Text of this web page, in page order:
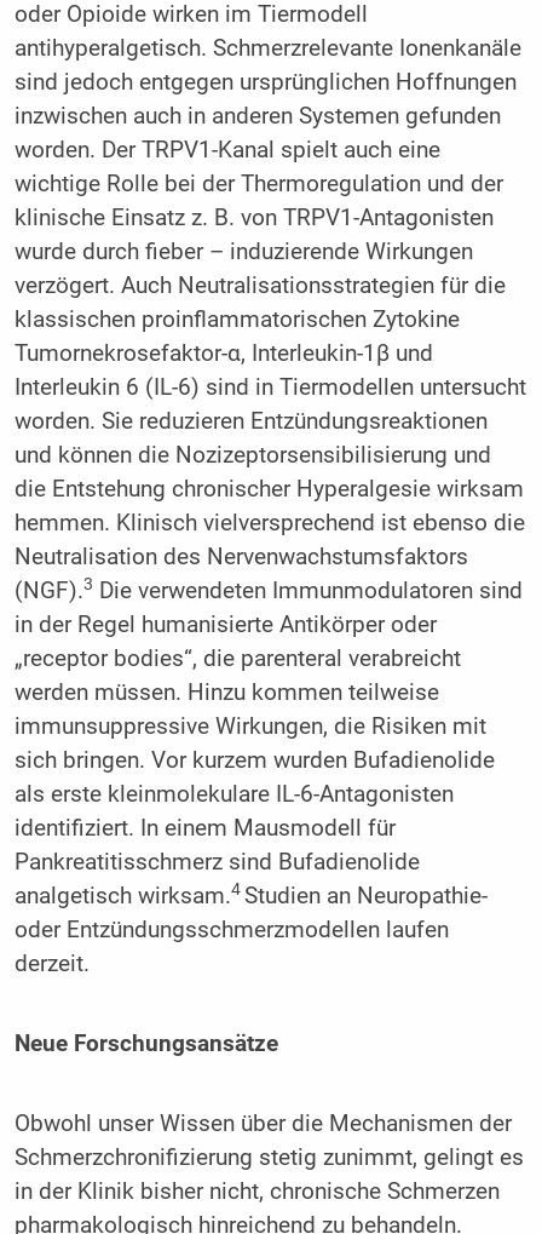
oder Opioide wirken im Tiermodell
antihyperalgetisch. Schmerzrelevante Ionenkanäle
sind jedoch entgegen ursprünglichen Hoffnungen
inzwischen auch in anderen Systemen gefunden
worden. Der TRPV1-Kanal spielt auch eine
wichtige Rolle bei der Thermoregulation und der
klinische Einsatz z. B. von TRPV1-Antagonisten
wurde durch fieber – induzierende Wirkungen
verzögert. Auch Neutralisationsstrategien für die
klassischen proinflammatorischen Zytokine
Tumornekrosefaktor-α, Interleukin-1β und
Interleukin 6 (IL-6) sind in Tiermodellen untersucht
worden. Sie reduzieren Entzündungsreaktionen
und können die Nozizeptorsensibilisierung und
die Entstehung chronischer Hyperalgesie wirksam
hemmen. Klinisch vielversprechend ist ebenso die
Neutralisation des Nervenwachstumsfaktors
(NGF).3 Die verwendeten Immunmodulatoren sind
in der Regel humanisierte Antikörper oder
„receptor bodies“, die parenteral verabreicht
werden müssen. Hinzu kommen teilweise
immunsuppressive Wirkungen, die Risiken mit
sich bringen. Vor kurzem wurden Bufadienolide
als erste kleinmolekulare IL-6-Antagonisten
identifiziert. In einem Mausmodell für
Pankreatitisschmerz sind Bufadienolide
analgetisch wirksam.4Studien an Neuropathie-
oder Entzündungsschmerzmodellen laufen
derzeit.
Neue Forschungsansätze
Obwohl unser Wissen über die Mechanismen der
Schmerzchronifizierung stetig zunimmt, gelingt es
in der Klinik bisher nicht, chronische Schmerzen
pharmakologisch hinreichend zu behandeln.